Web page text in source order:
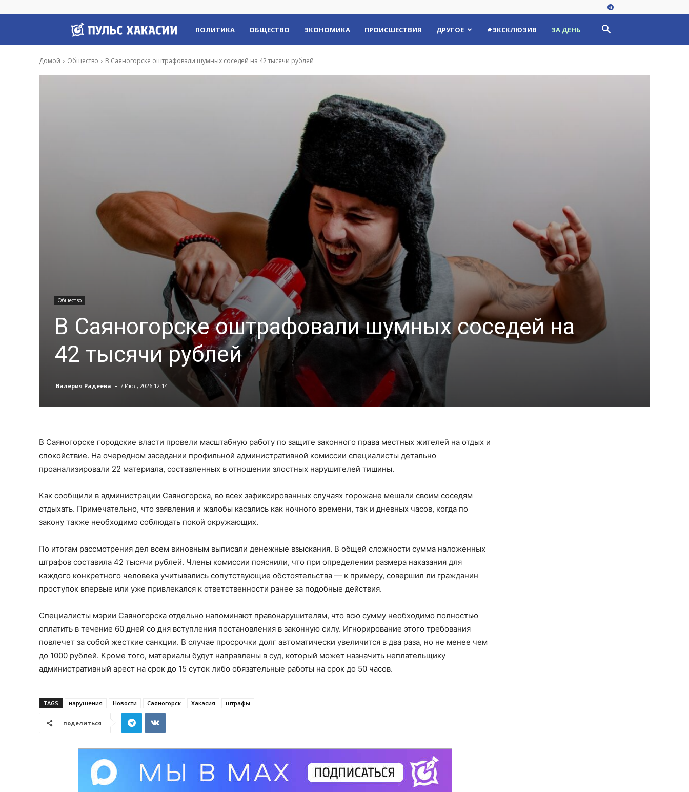
Пульс
Хакасии
ПОЛИТИКА ОБЩЕСТВО ЭКОНОМИКА ПРОИСШЕСТВИЯ ДРУГОЕ #ЭКСКЛЮЗИВ ЗА ДЕНЬ
Домой Общество В Саяногорске оштрафовали шумных соседей на 42 тысячи рублей
Общество
В Саяногорске оштрафовали шумных соседей на
42 тысячи рублей
Валерия Радеева - 7 Июл, 2026 12:14
В Саяногорске городские власти провели масштабную работу по защите законного права местных жителей на отдых и
спокойствие. На очередном заседании профильной административной комиссии специалисты детально
проанализировали 22 материала, составленных в отношении злостных нарушителей тишины.
Как сообщили в администрации Саяногорска, во всех зафиксированных случаях горожане мешали своим соседям
отдыхать. Примечательно, что заявления и жалобы касались как ночного времени, так и дневных часов, когда по
закону также необходимо соблюдать покой окружающих.
По итогам рассмотрения дел всем виновным выписали денежные взыскания. В общей сложности сумма наложенных
штрафов составила 42 тысячи рублей. Члены комиссии пояснили, что при определении размера наказания для
каждого конкретного человека учитывались сопутствующие обстоятельства — к примеру, совершил ли гражданин
проступок впервые или уже привлекался к ответственности ранее за подобные действия.
Специалисты мэрии Саяногорска отдельно напоминают правонарушителям, что всю сумму необходимо полностью
оплатить в течение 60 дней со дня вступления постановления в законную силу. Игнорирование этого требования
повлечет за собой жесткие санкции. В случае просрочки долг автоматически увеличится в два раза, но не менее чем
до 1000 рублей. Кроме того, материалы будут направлены в суд, который может назначить неплательщику
административный арест на срок до 15 суток либо обязательные работы на срок до 50 часов.
TAGS нарушения Новости Саяногорск Хакасия штрафы
поделиться